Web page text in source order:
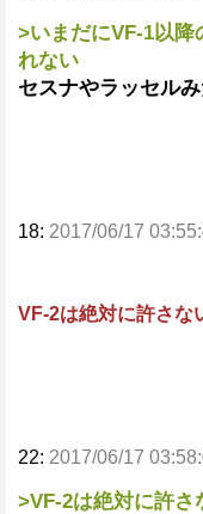
>いまだにVF-1以降
れない
セスナやラッセル
18: 2017/06/17
VF-2は絶対に許さな
22: 2017/06/17
>VF-2は絶対に許さ